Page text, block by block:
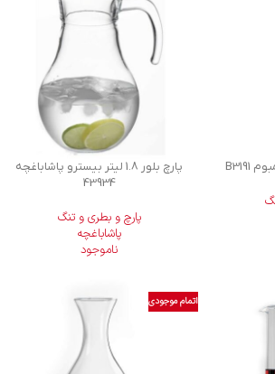
پارچ بلور 1.8 لیتر بیسترو پاشاباغچه
43934
پارچ و بطری و تنگ
پاشاباغچه
ناموجود
اتمام موجودی